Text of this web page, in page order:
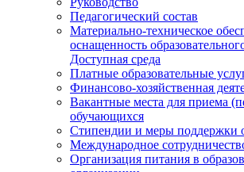
Педагогический состав
Материально-техническое
оснащенность
Доступная среда
Платные образовательные
Финансово-хозяйственная
Вакантные места для приема
обучающихся
Стипендии и меры поддержки
Международное
Организация питания в